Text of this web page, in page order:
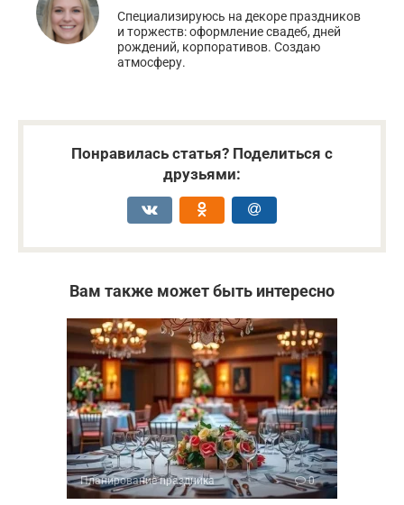
Специализируюсь на декоре праздников
и торжеств: оформление свадеб, дней
рождений, корпоративов. Создаю
атмосферу.
Понравилась статья? Поделиться с
друзьями:
Вам также может быть интересно
Планирование праздника 0